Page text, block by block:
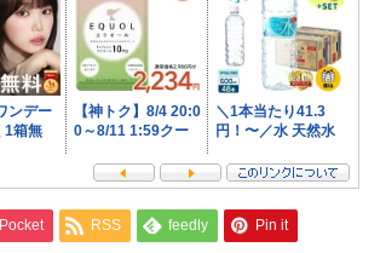
Pocket RSS feedly Pin it